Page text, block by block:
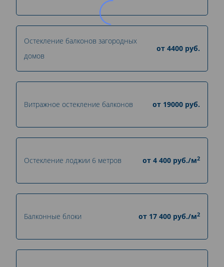
Остекление балконов загородных
домов
от 4400 руб.
Витражное остекление балконов от 19000 руб.
Остекление лоджии 6 метров от 4 400 руб./м2
Балконные блоки от 17 400 руб./м2